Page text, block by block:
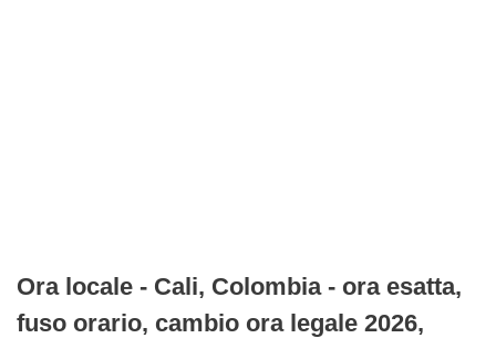
Ora locale - Cali, Colombia - ora esatta,
fuso orario, cambio ora legale 2026,